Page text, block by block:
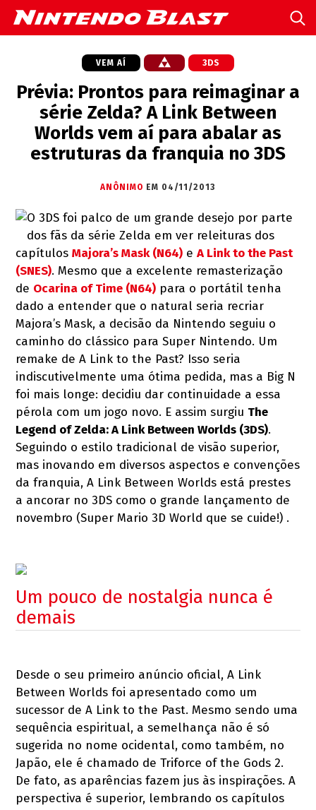
VEM AÍ 3DS
Prévia: Prontos para reimaginar a
série Zelda? A Link Between
Worlds vem aí para abalar as
estruturas da franquia no 3DS
ANÔNIMO EM 04/11/2013
O 3DS foi palco de um grande desejo por parte
dos fãs da série Zelda em ver releituras dos
capítulosMajora’s Mask (N64) eA Link to the Past
(SNES). Mesmo que a excelente remasterização
de Ocarina of Time (N64) para o portátil tenha
dado a entender que o natural seria recriar
Majora’s Mask, a decisão da Nintendo seguiu o
caminho do clássico para Super Nintendo. Um
remake de A Link to the Past? Isso seria
indiscutivelmente uma ótima pedida, mas a Big N
foi mais longe: decidiu dar continuidade a essa
pérola com um jogo novo. E assim surgiu The
Legend of Zelda: A Link Between Worlds (3DS).
Seguindo o estilo tradicional de visão superior,
mas inovando em diversos aspectos e convenções
da franquia, A Link Between Worlds está prestes
a ancorar no 3DS como o grande lançamento de
novembro (Super Mario 3D World que se cuide!) .
Um pouco de nostalgia nunca é
demais
Desde o seu primeiro anúncio oficial, A Link
Between Worlds foi apresentado como um
sucessor de A Link to the Past. Mesmo sendo uma
sequência espiritual, a semelhança não é só
sugerida no nome ocidental, como também, no
Japão, ele é chamado de Triforce of the Gods 2.
De fato, as aparências fazem jus às inspirações. A
perspectiva é superior, lembrando os capítulos